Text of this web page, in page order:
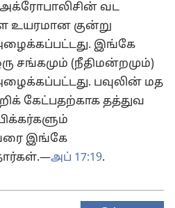
வட
உயரமான குன்று
இங்கே
சங்கமும் (நீதிமன்றமும்)
பவுலின் மத
கேட்பதற்காக தத்துவ
இங்கே
அப் 17:19.